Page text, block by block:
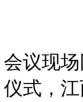
会议现
仪式，